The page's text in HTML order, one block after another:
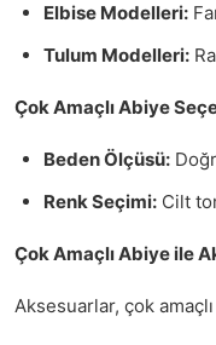
Elbise Modelleri:
Tulum Modelleri:
Çok Amaçlı Abiye
Beden Ölçüsü:
Renk Seçimi: Cilt
Çok Amaçlı Abiye ile
Aksesuarlar, çok